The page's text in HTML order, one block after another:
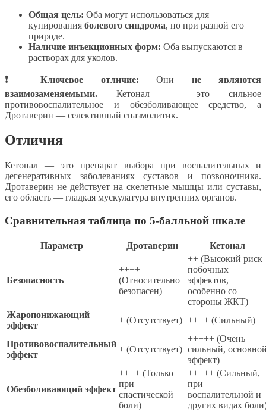
Общая цель: Оба могут использоваться для
купирования болевого синдрома, но при разной его
природе.
Наличие инъекционных форм: Оба выпускаются в
растворах для уколов.
❗ Ключевое отличие: Они не являются
взаимозаменяемыми. Кетонал — это сильное
противовоспалительное и обезболивающее средство, а
Дротаверин — селективный спазмолитик.
Отличия
Кетонал — это препарат выбора при воспалительных и
дегенеративных заболеваниях суставов и позвоночника.
Дротаверин не действует на скелетные мышцы или суставы,
его область — гладкая мускулатура внутренних органов.
Сравнительная таблица по 5-балльной шкале
Параметр Дротаверин Кетонал
Безопасность
++++
(Относительно
безопасен)
++ (Высокий риск
побочных
эффектов,
особенно со
стороны ЖКТ)
Жаропонижающий
эффект
+ (Отсутствует) ++++ (Сильный)
Противовоспалительный
эффект
+ (Отсутствует)
+++++ (Очень
сильный,
эффект)
Обезболивающий эффект
++++ (Только
при
спастической
боли)
+++++ (Сильный,
при
воспалительной и
других видах